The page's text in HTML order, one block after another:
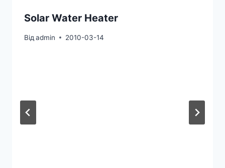
Solar Water Heater
Від admin 2010-03-14